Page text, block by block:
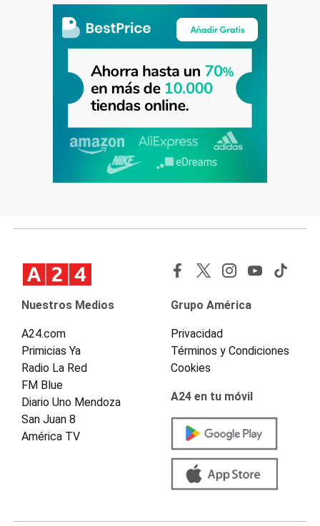
Nuestros Medios
A24.com
Primicias Ya
Radio La Red
FM Blue
Diario Uno Mendoza
San Juan 8
América TV
Grupo América
Privacidad
Términos y Condiciones
Cookies
A24 en tu móvil